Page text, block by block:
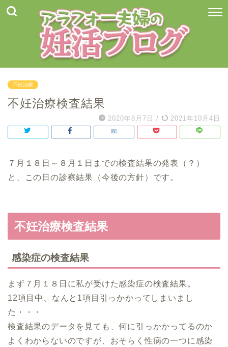
不妊治療
不妊治療検査結果
2020年8月7日 / 2021年10月4日
７月１８日～８月１日までの検査結果の発表（？）
と、この日の診察結果（今後の方針）です。
不妊治療検査結果
感染症の検査結果
まず７月１８日に私が受けた感染症の検査結果。
12項目中、なんと1項目引っかかってしまいまし
た・・・
検査結果のデータを見ても、何に引っかかってるのか
よくわからないのですが、おそらく性病の一つに感染